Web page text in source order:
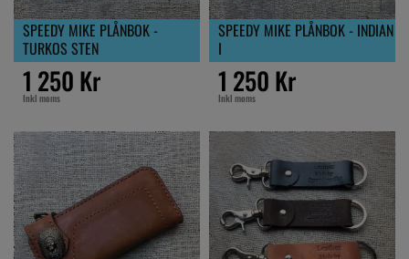
SPEEDY MIKE PLÅNBOK -
TURKOS STEN
1 250 Kr
Inkl moms
SPEEDY MIKE PLÅNBOK - INDIAN
I
1 250 Kr
Inkl moms